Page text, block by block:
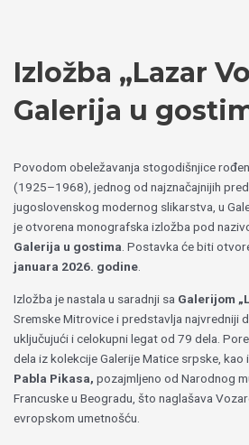
Izložba „Lazar
Galerija u
Povodom obeležavanja stogodišnjice
(1925–1968), jednog od najznačajnijih
jugoslovenskog modernog slikarstva, u
je otvorena monografska izložba pod
Galerija u gostima . Postavka će biti
januara 2026. godine
Izložba je nastala u saradnji sa Galerijom
Sremske Mitrovice i predstavlja najvredniji
uključujući i celokupni legat od 79 dela.
dela iz kolekcije Galerije Matice srpske,
Pabla Pikasa, pozajmljeno od Narodnog
Francuske u Beogradu, što naglašava
evropskom umetnošću.